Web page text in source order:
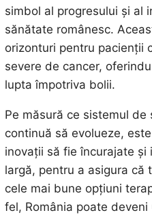
simbol al progresului și al
sănătate românesc.
orizonturi pentru pacienții
severe de cancer,
lupta împotriva bolii.
Pe măsură ce sistemul de
continuă să evolueze,
inovații să fie încurajate și
largă, pentru a asigura că
cele mai bune opțiuni
fel, România poate